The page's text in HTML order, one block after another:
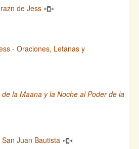
de Jess
- Oraciones, Letanas y
la Maana y la Noche al Poder de la
Juan Bautista